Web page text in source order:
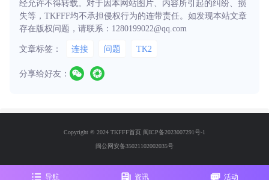
经允许不得转载。对于因本网站图片、内容所引起的纠纷、损
失等，TKFFF均不承担侵权行为的连带责任。如发现本站文章
存在版权问题，请联系：1280199022@qq.com
文章标签： 连接 问题 TK2
分享给好友：
Copyright © 2024 TKFFF首页 闽ICP备2023007291号-1
闽公网安备35021102002035号
导航 资讯 活动